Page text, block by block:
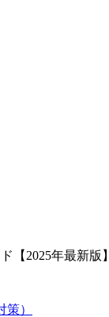
【2025年最新版】
）